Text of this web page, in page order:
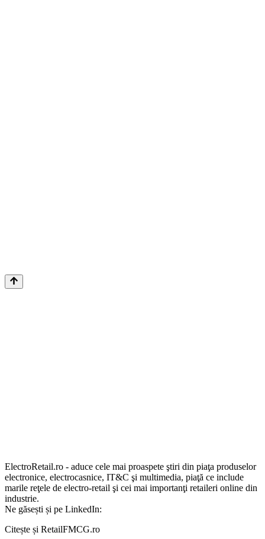
ElectroRetail.ro - aduce cele mai proaspete ştiri din piaţa produselor
electronice, electrocasnice, IT&C şi multimedia, piaţă ce include
marile reţele de electro-retail şi cei mai importanţi retaileri online din
industrie.
Ne găsești și pe LinkedIn:
Citește și RetailFMCG.ro